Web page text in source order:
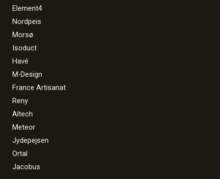
Element4
Nordpeis
Morsø
Isoduct
Havé
M-Design
France Artisanat
Reny
Altech
Meteor
Jydepejsen
Ortal
Jacobus